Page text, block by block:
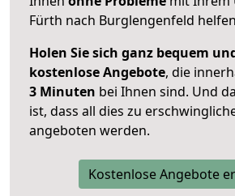
Fürth nach Burglengenfeld
Holen Sie sich ganz bequem
kostenlose Angebote, die
3 Minuten bei Ihnen sind. Und
ist, dass all dies zu
angeboten werden.
Kostenlose Angebote